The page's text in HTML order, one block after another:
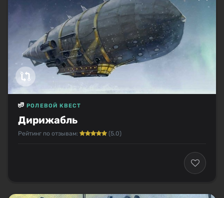
Дирижабль
РОЛЕВОЙ КВЕСТ
Рейтинг по отзывам: (5.0)